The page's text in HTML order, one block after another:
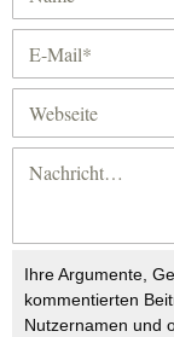
Ihre Argumente,
kommentierten
Nutzernamen und